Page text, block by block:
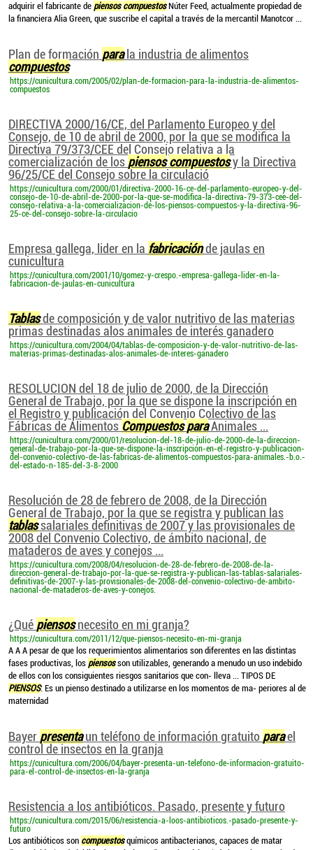
adquirir el fabricante de piensos compuestosNúter Feed, actualmente propiedad de
la financiera Alia Green, que suscribe el capital a través de la mercantil Manotcor ...
Plan de formación parala industria de alimentos
compuestos
https://cunicultura.com/2005/02/plan-de-formacion-para-la-industria-de-alimentos-
compuestos
DIRECTIVA 2000/16/CE, del Parlamento Europeo y del
Consejo, de 10 de abril de 2000, por la que se modifica la
Directiva 79/373/CEE del Consejo relativa a la
comercialización de los piensos compuestosy la Directiva
96/25/CE del Consejo sobre la circulació
https://cunicultura.com/2000/01/directiva-2000-16-ce-del-parlamento-europeo-y-del-
consejo-de-10-de-abril-de-2000-por-la-que-se-modifica-la-directiva-79-373-cee-del-
consejo-relativa-a-la-comercializacion-de-los-piensos-compuestos-y-la-directiva-96-
25-ce-del-consejo-sobre-la-circulacio
Empresa gallega, lider en la fabricaciónde jaulas en
cunicultura
https://cunicultura.com/2001/10/gomez-y-crespo.-empresa-gallega-lider-en-la-
fabricacion-de-jaulas-en-cunicultura
Tablasde composición y de valor nutritivo de las materias
primas destinadas alos animales de interés ganadero
https://cunicultura.com/2004/04/tablas-de-composicion-y-de-valor-nutritivo-de-las-
materias-primas-destinadas-alos-animales-de-interes-ganadero
RESOLUCION del 18 de julio de 2000, de la Dirección
General de Trabajo, por la que se dispone la inscripción en
el Registro y publicación del Convenio Colectivo de las
Fábricas de Alimentos Compuestos paraAnimales ...
https://cunicultura.com/2000/01/resolucion-del-18-de-julio-de-2000-de-la-direccion-
general-de-trabajo-por-la-que-se-dispone-la-inscripcion-en-el-registro-y-publicacion-
del-convenio-colectivo-de-las-fabricas-de-alimentos-compuestos-para-animales.-b.o.-
del-estado-n-185-del-3-8-2000
Resolución de 28 de febrero de 2008, de la Dirección
General de Trabajo, por la que se registra y publican las
tablassalariales definitivas de 2007 y las provisionales de
2008 del Convenio Colectivo, de ámbito nacional, de
mataderos de aves y conejos ...
https://cunicultura.com/2008/04/resolucion-de-28-de-febrero-de-2008-de-la-
direccion-general-de-trabajo-por-la-que-se-registra-y-publican-las-tablas-salariales-
definitivas-de-2007-y-las-provisionales-de-2008-del-convenio-colectivo-de-ambito-
nacional-de-mataderos-de-aves-y-conejos.
¿Qué piensosnecesito en mi granja?
https://cunicultura.com/2011/12/que-piensos-necesito-en-mi-granja
A A A pesar de que los requerimientos alimentarios son diferentes en las distintas
fases productivas, los piensosson utilizables, generando a menudo un uso indebido
de ellos con los consiguientes riesgos sanitarios que con- lleva ... TIPOS DE
PIENSOS: Es un pienso destinado a utilizarse en los momentos de ma- periores al de
maternidad
Bayer presentaun teléfono de información gratuito parael
control de insectos en la granja
https://cunicultura.com/2006/04/bayer-presenta-un-telefono-de-informacion-gratuito-
para-el-control-de-insectos-en-la-granja
Resistencia a los antibióticos. Pasado, presente y futuro
https://cunicultura.com/2015/06/resistencia-a-loos-antibioticos.-pasado-presente-y-
futuro
Los antibióticos son compuestosquímicos antibacterianos, capaces de matar